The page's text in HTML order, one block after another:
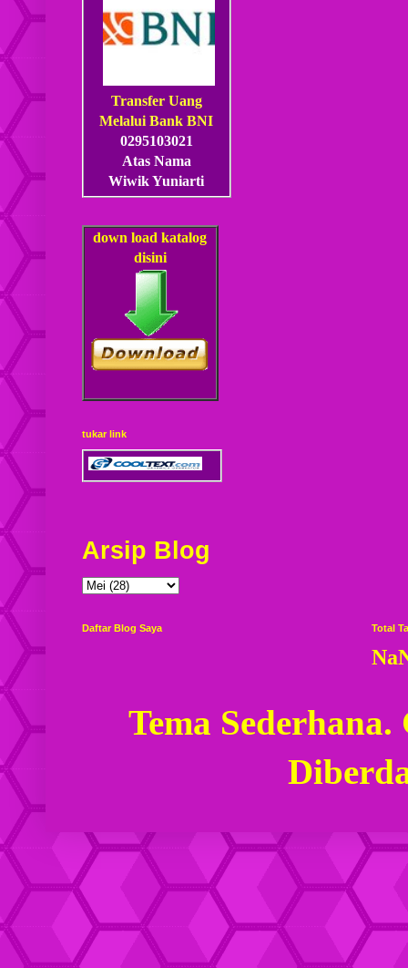
Transfer Uang
Melalui Bank BNI
0295103021
Atas Nama
Wiwik Yuniarti
down load katalog
disini
tukar link
Arsip Blog
Daftar Blog Saya Total
Tema